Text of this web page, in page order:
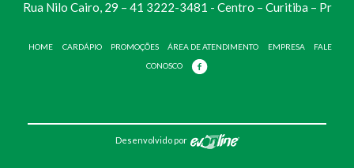
Rua Nilo Cairo, 29 – 41 3222-3481 - Centro – Curitiba – Pr
HOME CARDÁPIO PROMOÇÕES ÁREA DE ATENDIMENTO EMPRESA
FALE
CONOSCO
Desenvolvido por